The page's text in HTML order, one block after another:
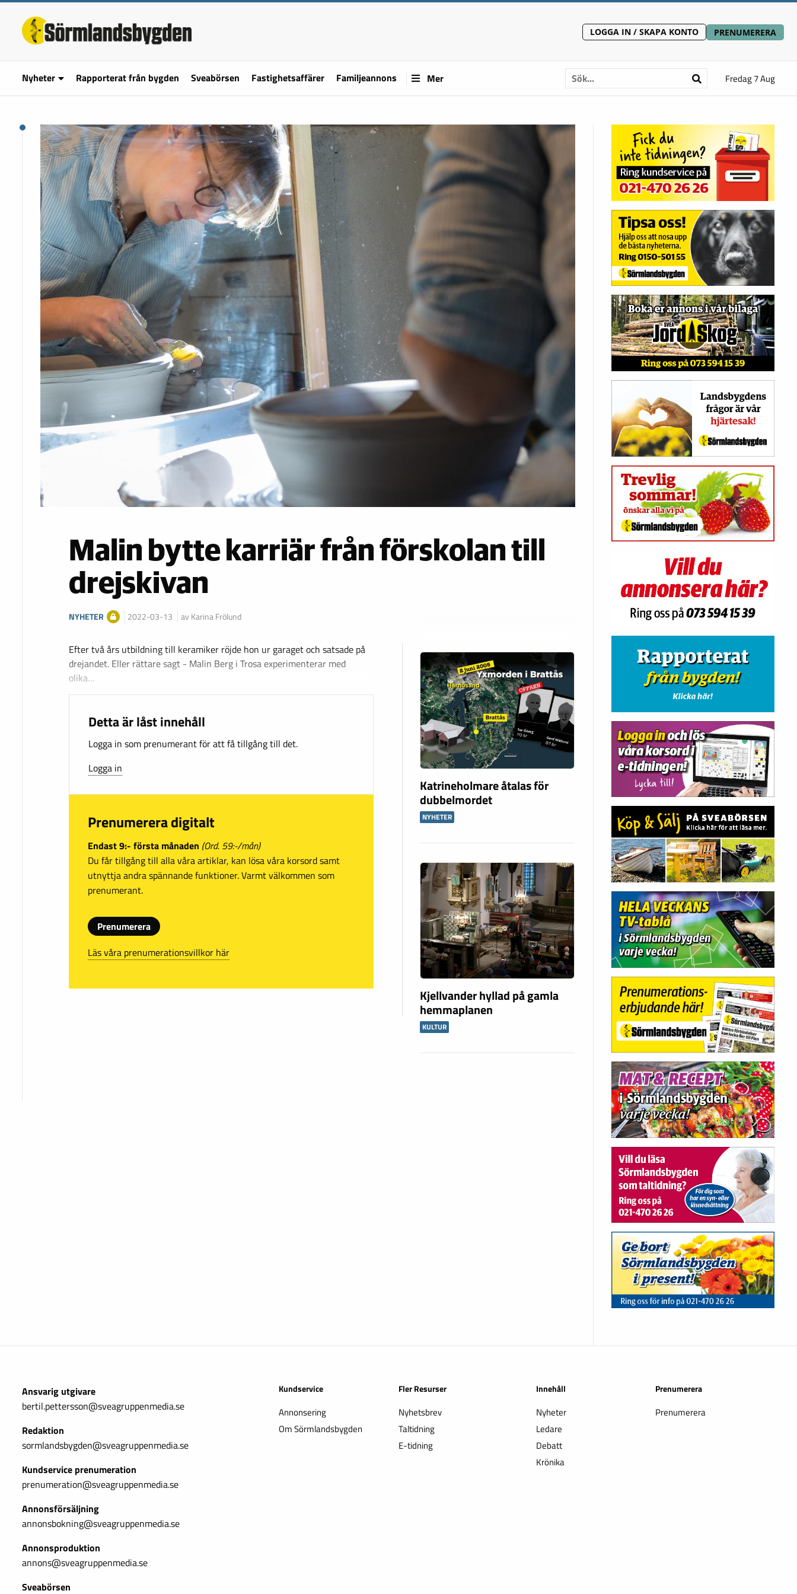
LOGGA IN / SKAPA KONTO PRENUMERERA
Nyheter Rapporterat från bygden Sveabörsen Fastighetsaffärer Familjeannons Mer Fredag 7 Aug
Malin bytte karriär från förskolan till
drejskivan
NYHETER 2022-03-13 av Karina Frölund
Efter två års utbildning till keramiker röjde hon ur garaget och satsade på
drejandet. Eller rättare sagt - Malin Berg i Trosa experimenterar med
olika…
Detta är låst innehåll
Logga in som prenumerant för att få tillgång till det.
Logga in
Prenumerera digitalt
Endast 9:- första månaden (Ord. 59:-/mån)
Du får tillgång till alla våra artiklar, kan lösa våra korsord samt
utnyttja andra spännande funktioner. Varmt välkommen som
prenumerant.
Prenumerera
Läs våra prenumerationsvillkor här
Katrineholmare åtalas för
dubbelmordet
NYHETER
Kjellvander hyllad på gamla
hemmaplanen
KULTUR
Ansvarig utgivare
bertil.pettersson@sveagruppenmedia.se
Redaktion
sormlandsbygden@sveagruppenmedia.se
Kundservice prenumeration
prenumeration@sveagruppenmedia.se
Annonsförsäljning
annonsbokning@sveagruppenmedia.se
Annonsproduktion
annons@sveagruppenmedia.se
Sveabörsen
Kundservice
Annonsering
Om Sörmlandsbygden
Fler Resurser
Nyhetsbrev
Taltidning
E-tidning
Innehåll
Nyheter
Ledare
Debatt
Krönika
Prenumerera
Prenumerera